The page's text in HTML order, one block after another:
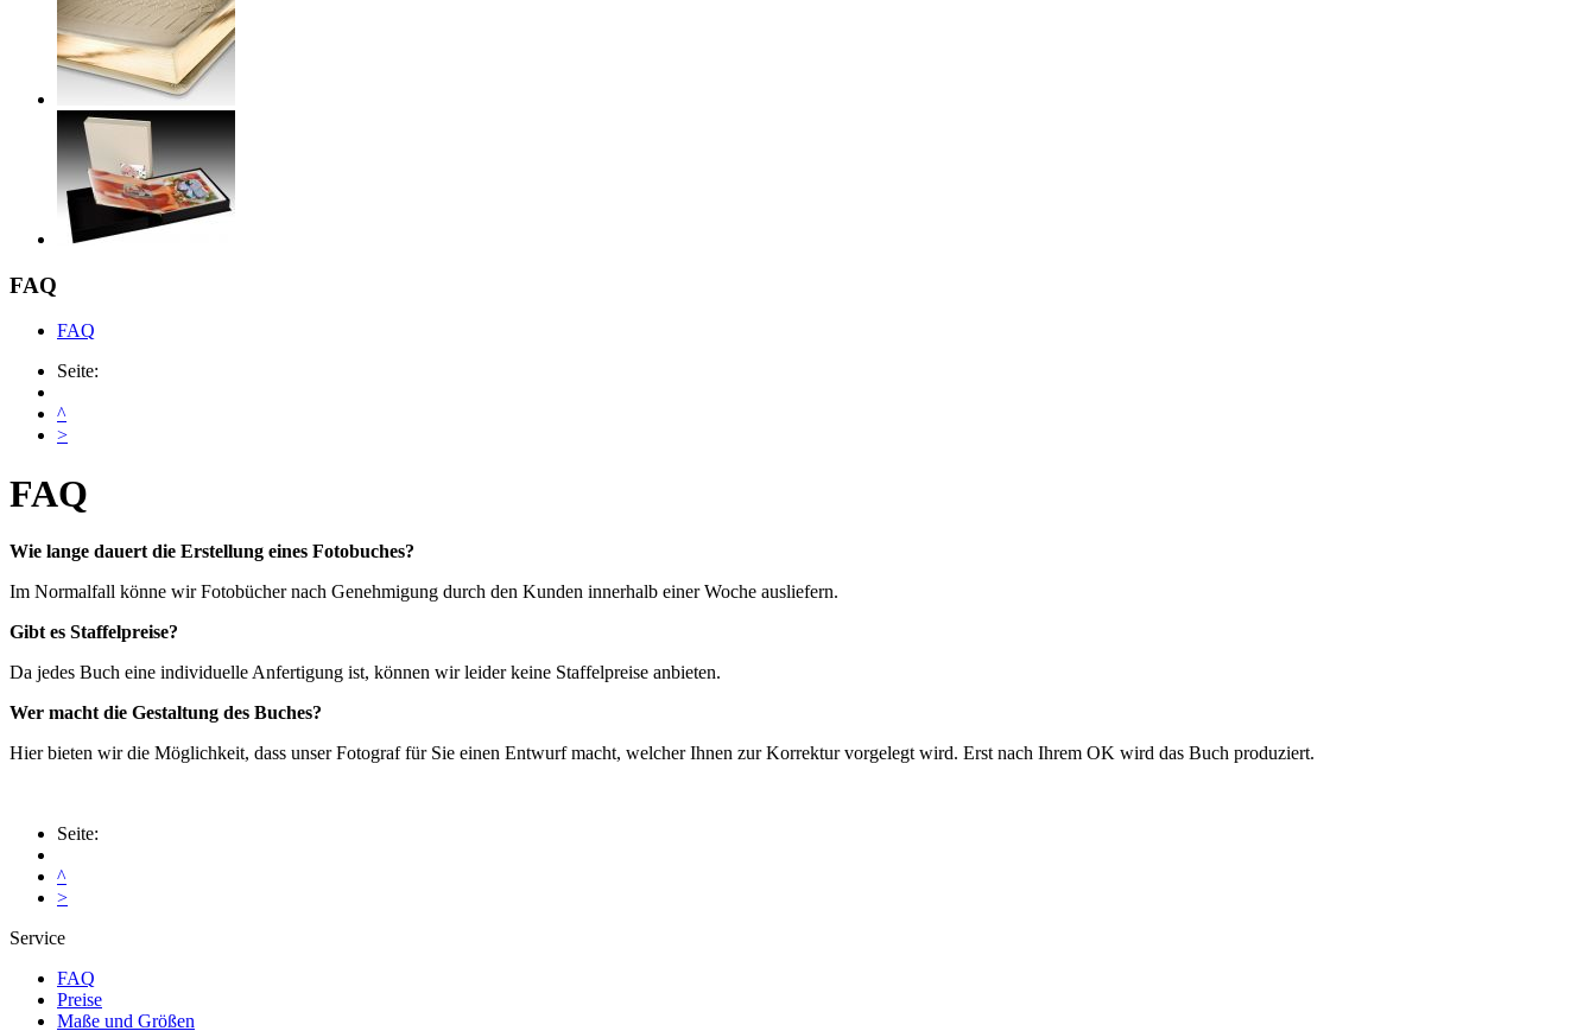
FAQ
FAQ
Seite:
^
>
FAQ
Wie lange dauert die Erstellung eines Fotobuches?
Im Normalfall könne wir Fotobücher nach Genehmigung durch den Kunden innerhalb einer Woche ausliefern.
Gibt es Staffelpreise?
Da jedes Buch eine individuelle Anfertigung ist, können wir leider keine Staffelpreise anbieten.
Wer macht die Gestaltung des Buches?
Hier bieten wir die Möglichkeit, dass unser Fotograf für Sie einen Entwurf macht, welcher Ihnen zur Korrektur vorgelegt wird. Erst nach Ihrem OK wird das Buch produziert.
Seite:
^
>
Service
FAQ
Preise
Maße und Größen